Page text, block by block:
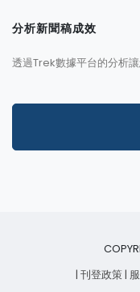
分析新聞稿成效
透過Trek數據平台的分析
| 刊登政策|